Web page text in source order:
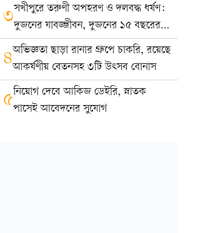
৩সখীপুরে তরুণী অপহরণ ও দলবদ্ধ ধর্ষণ:
দুজনের যাবজ্জীবন, দুজনের ১৫ বছরের
কারাদণ্ড
৪অভিজ্ঞতা ছাড়া রানার গ্রুপে চাকরি, রয়েছে
আকর্ষণীয় বেতনসহ ৩টি উৎসব বোনাস
৫নিয়োগ দেবে আকিজ ডেইরি, স্নাতক
পাসেই আবেদনের সুযোগ